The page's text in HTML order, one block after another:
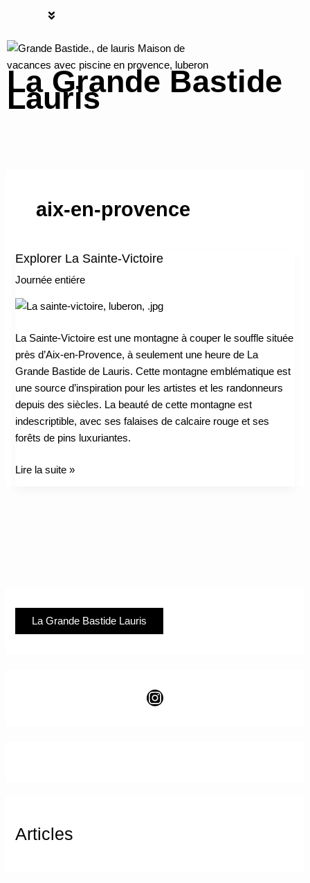
contenu
Menu
La Grande Bastide
Lauris
aix-en-provence
Explorer La Sainte-Victoire
Journée entiére
La Sainte-Victoire est une montagne à couper le souffle située
près d’Aix-en-Provence, à seulement une heure de La
Grande Bastide de Lauris. Cette montagne emblématique est
une source d’inspiration pour les artistes et les randonneurs
depuis des siècles. La beauté de cette montagne est
indescriptible, avec ses falaises de calcaire rouge et ses
forêts de pins luxuriantes.
Explorer
La
Victoire
Lire la suite »
La Grande Bastide Lauris
Articles
c
h
e
r